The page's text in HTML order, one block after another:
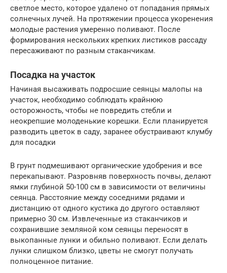
светлое место, которое удалено от попадания прямых
солнечных лучей. На протяжении процесса укоренения
молодые растения умеренно поливают. После
формирования нескольких крепких листиков рассаду
пересаживают по разным стаканчикам.
Посадка на участок
Начиная высаживать подросшие сеянцы малопы на
участок, необходимо соблюдать крайнюю
осторожность, чтобы не повредить стебли и
неокрепшие молоденькие корешки. Если планируется
разводить цветок в саду, заранее обустраивают клумбу
для посадки
В грунт подмешивают органические удобрения и все
перекапывают. Разровняв поверхность почвы, делают
ямки глубиной 50-100 см в зависимости от величины
сеянца. Расстояние между соседними рядами и
дистанцию от одного кустика до другого оставляют
примерно 30 см. Извлеченные из стаканчиков и
сохранившие земляной ком сеянцы переносят в
выкопанные лунки и обильно поливают. Если делать
лунки слишком близко, цветы не смогут получать
полноценное питание.